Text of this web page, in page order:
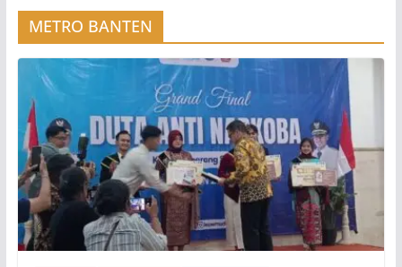
METRO BANTEN